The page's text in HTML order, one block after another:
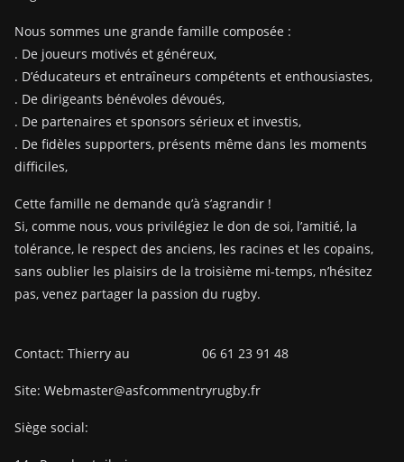
Nous sommes une grande famille composée :
. De joueurs motivés et généreux,
. D’éducateurs et entraîneurs compétents et enthousiastes,
. De dirigeants bénévoles dévoués,
. De partenaires et sponsors sérieux et investis,
. De fidèles supporters, présents même dans les moments
difficiles,
Cette famille ne demande qu’à s’agrandir !
Si, comme nous, vous privilégiez le don de soi, l’amitié, la
tolérance, le respect des anciens, les racines et les copains,
sans oublier les plaisirs de la troisième mi-temps, n’hésitez
pas, venez partager la passion du rugby.
Contact: Thierry au 06 61 23 91 48
Site: Webmaster@asfcommentryrugby.fr
Siège social: